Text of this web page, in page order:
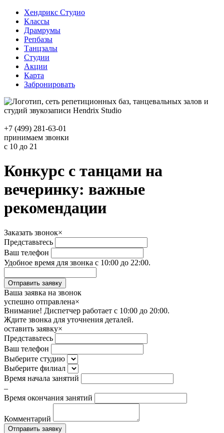
Хендрикс Студио
Классы
Драмрумы
Репбазы
Танцзалы
Студии
Акции
Карта
Забронировать
+7 (499) 281-63-01
принимаем звонки
с 10 до 21
Конкурс с танцами на
вечеринку: важные
рекомендации
Заказать звонок×
Представьтесь
Ваш телефон
Удобное время для звонка с 10:00 до 22:00.
Ваша заявка на звонок
успешно отправлена×
Внимание! Диспетчер работает с 10:00 до 20:00.
Ждите звонка для уточнения деталей.
оставить заявку×
Представьтесь
Ваш телефон
Выберите студию
Выберите филиал
Время начала занятий
–
Время окончания занятий
Комментарий